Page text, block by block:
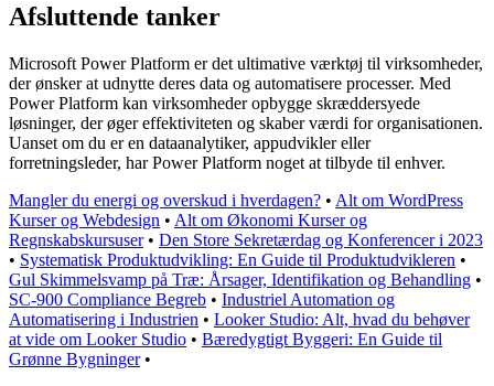
Afsluttende tanker
Microsoft Power Platform er det ultimative værktøj til virksomheder,
der ønsker at udnytte deres data og automatisere processer. Med
Power Platform kan virksomheder opbygge skræddersyede
løsninger, der øger effektiviteten og skaber værdi for organisationen.
Uanset om du er en dataanalytiker, appudvikler eller
forretningsleder, har Power Platform noget at tilbyde til enhver.
Mangler du energi og overskud i hverdagen? • Alt om WordPress
Kurser og Webdesign • Alt om Økonomi Kurser og
Regnskabskursuser• Den Store Sekretærdag og Konferencer i 2023
• Systematisk Produktudvikling: En Guide til Produktudvikleren •
Gul Skimmelsvamp på Træ: Årsager, Identifikation og Behandling •
SC-900 Compliance Begreb • Industriel Automation og
Automatisering i Industrien • Looker Studio: Alt, hvad du behøver
at vide om Looker Studio • Bæredygtigt Byggeri: En Guide til
Grønne Bygninger•